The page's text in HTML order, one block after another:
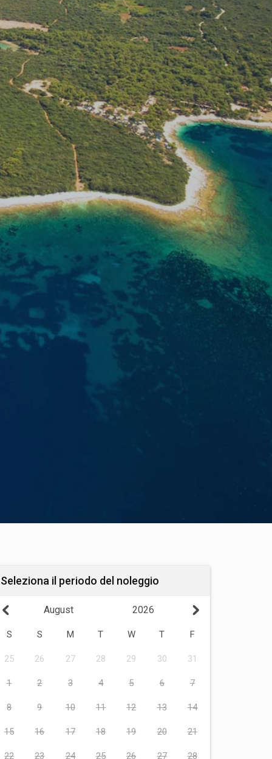
Seleziona il periodo del noleggio
2026
August
S S M T W T F
25 26 27 28 29 30 31
1 2 3 4 5 6 7
8 9 10 11 12 13 14
15 16 17 18 19 20 21
22 23 24 25 26 27 28